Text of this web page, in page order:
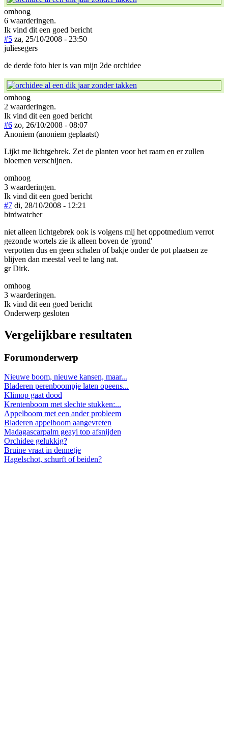
omhoog
6 waarderingen.
Ik vind dit een goed bericht
#5 za, 25/10/2008 - 23:50
juliesegers
de derde foto hier is van mijn 2de orchidee
omhoog
2 waarderingen.
Ik vind dit een goed bericht
#6 zo, 26/10/2008 - 08:07
Anoniem (anoniem geplaatst)
Lijkt me lichtgebrek. Zet de planten voor het raam en er zullen
bloemen verschijnen.
omhoog
3 waarderingen.
Ik vind dit een goed bericht
#7 di, 28/10/2008 - 12:21
birdwatcher
niet alleen lichtgebrek ook is volgens mij het oppotmedium verrot
gezonde wortels zie ik alleen boven de 'grond'
verpotten dus en geen schalen of bakje onder de pot plaatsen ze
blijven dan meestal veel te lang nat.
gr Dirk.
omhoog
3 waarderingen.
Ik vind dit een goed bericht
Onderwerp gesloten
Vergelijkbare resultaten
Forumonderwerp
Nieuwe boom, nieuwe kansen, maar...
Bladeren perenboompje laten opeens...
Klimop gaat dood
Krentenboom met slechte stukken:...
Appelboom met een ander probleem
Bladeren appelboom aangevreten
Madagascarpalm geayi top afsnijden
Orchidee gelukkig?
Bruine vraat in dennetje
Hagelschot, schurft of beiden?